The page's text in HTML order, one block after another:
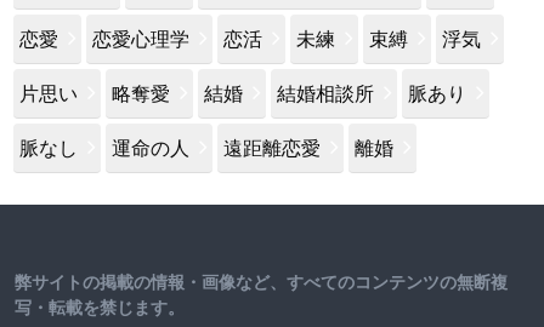
恋愛 恋愛心理学 恋活 未練 束縛 浮気
片思い 略奪愛 結婚 結婚相談所 脈あり
脈なし 運命の人 遠距離恋愛 離婚
弊サイトの掲載の情報・画像など、すべてのコンテンツの無断複
写・転載を禁じます。